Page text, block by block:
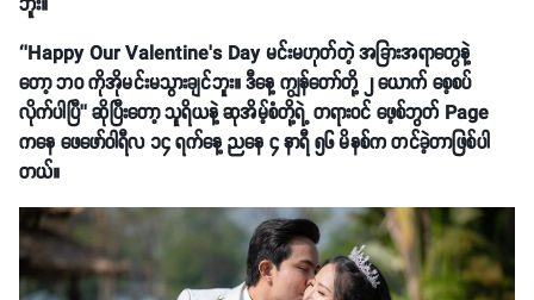
‘’Happy Our Valentine’s Dayမင်းမဟုတ်တဲ့ အခြားအရာတွေနဲ့
တော့ ဘဝ ကိုအိုမင်းမသွားချင်ဘူး။ ဒီနေ့ ကျွန်တော်တို့ ၂ ယောက် စေ့စပ်
လိုက်ပါပြီ’’ ဆိုပြီးတော့ သူရိယနဲ့ ဆုအိမ့်စံတို့ရဲ့ တရားဝင် ဖေ့စ်ဘွတ် Page
ကနေ ဖေဖော်ဝါရီလ ၁၄ ရက်နေ့ ညနေ ၄ နာရီ ၅၆ မိနစ်က တင်ခဲ့တာဖြစ်ပါ
တယ်။